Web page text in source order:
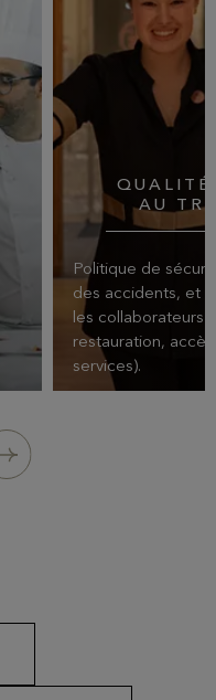
AU
Politique de
des accidents, et
les collaborateurs
restauration,
services).